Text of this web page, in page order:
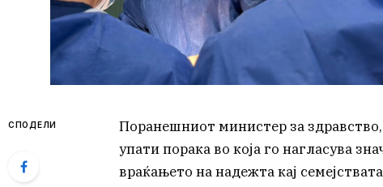
СПОДЕЛИ
Поранешниот министер за
упати порака во која го нагласува
враќањето на надежта кај